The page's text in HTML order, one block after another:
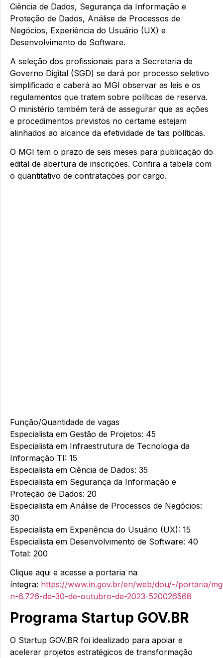
Ciência de Dados, Segurança da Informação e
Proteção de Dados, Análise de Processos de
Negócios, Experiência do Usuário (UX) e
Desenvolvimento de Software.
A seleção dos profissionais para a Secretaria de
Governo Digital (SGD) se dará por processo seletivo
simplificado e caberá ao MGI observar as leis e os
regulamentos que tratem sobre políticas de reserva.
O ministério também terá de assegurar que as ações
e procedimentos previstos no certame estejam
alinhados ao alcance da efetividade de tais políticas.
O MGI tem o prazo de seis meses para publicação do
edital de abertura de inscrições. Confira a tabela com
o quantitativo de contratações por cargo.
Função/Quantidade de vagas
Especialista em Gestão de Projetos: 45
Especialista em Infraestrutura de Tecnologia da
Informação TI: 15
Especialista em Ciência de Dados: 35
Especialista em Segurança da Informação e
Proteção de Dados: 20
Especialista em Análise de Processos de Negócios:
30
Especialista em Experiência do Usuário (UX): 15
Especialista em Desenvolvimento de Software: 40
Total: 200
Clique aqui e acesse a portaria na
íntegra: https://www.in.gov.br/en/web/dou/-/portaria/
n-6.726-de-30-de-outubro-de-2023-520026568
Programa Startup GOV.BR
O Startup GOV.BR foi idealizado para apoiar e
acelerar projetos estratégicos de transformação